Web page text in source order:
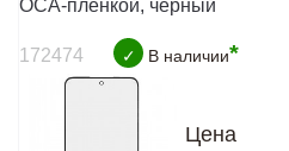
ОСА-пленкой, черный
172474 ✓ В наличии*
Цена